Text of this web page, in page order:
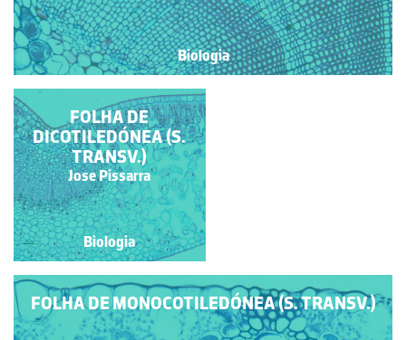
Biologia
RAIZ DE CONÍFERA
(GIMNOSPÉRMICA),
S.TR.
Jose Pissarra
Biologia
FOLHA DE MONOCOTILEDÓNEA (S. TRANSV.)
FOLHA DE
DICOTILEDÓNEA (S.
TRANSV.)
Jose Pissarra
Biologia